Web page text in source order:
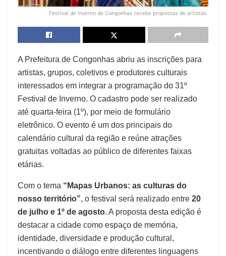
Festival de Inverno de Congonhas recebe propostas de artistas.
A Prefeitura de Congonhas abriu as inscrições para
artistas, grupos, coletivos e produtores culturais
interessados em integrar a programação do 31º
Festival de Inverno. O cadastro pode ser realizado
até quarta-feira (1º), por meio de formulário
eletrônico. O evento é um dos principais do
calendário cultural da região e reúne atrações
gratuitas voltadas ao público de diferentes faixas
etárias.
Com o tema “Mapas Urbanos: as culturas do
nosso território”, o festival será realizado entre 20
de julho e 1º de agosto. A proposta desta edição é
destacar a cidade como espaço de memória,
identidade, diversidade e produção cultural,
incentivando o diálogo entre diferentes linguagens